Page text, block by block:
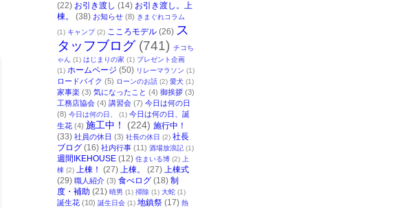
(22) お引き渡し (14) お引き渡し。上
棟。
(38) お知らせ (8) きまぐれコラム
(1) キャンプ (2) こころモデル (26) ス
タッフブログ (741) チコち
ゃん
(1) はじまりの家 (1) プレゼント企画
(1) ホームページ (50) リレーマラソン (1)
ロードバイク (5) ローンのお話 (2) 愛犬 (1)
家事楽 (3) 気になったこと (4) 御挨拶 (3)
工務店協会 (4) 講習会 (7) 今日は何の日
(8) 今日は何の日、 (1) 今日は何の日、誕
生花 (4) 施工中！ (224) 施行中！
(33) 社員の休日 (3) 社長の休日 (2) 社長
ブログ (16) 社内行事 (11) 酒場放浪記 (1)
週間IKEHOUSE (12) 住まいる博 (2)
上
棟 (2) 上棟！ (27) 上棟。 (27) 上棟式
(29) 職人紹介 (3) 食べログ (18) 制
度・補助 (21) 晴男 (1) 掃除 (1) 大蛇 (1)
誕生花 (10) 誕生日会 (1) 地鎮祭 (17) 熱